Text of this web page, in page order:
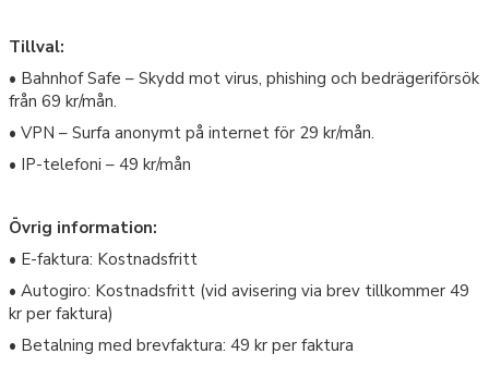
Tillval:
• Bahnhof Safe – Skydd mot virus, phishing och bedrägeriförsök
från 69 kr/mån.
• VPN – Surfa anonymt på internet för 29 kr/mån.
• IP-telefoni – 49 kr/mån
Övrig information:
• E-faktura: Kostnadsfritt
• Autogiro: Kostnadsfritt (vid avisering via brev tillkommer 49
kr per faktura)
• Betalning med brevfaktura: 49 kr per faktura